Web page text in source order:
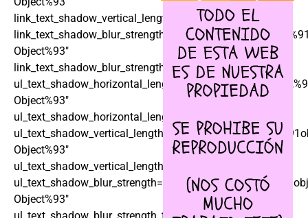
link_text_shadow_vertical_length_tablet=»0px»
Object%93″
link_text_shadow_blur_strength_tablet=»1px»
Object%93″
ul_text_shadow_horizontal_length_tablet=»0px»
Object%93″
ul_text_shadow_vertical_length_tablet=»0px»
Object%93″
ul_text_shadow_blur_strength_tablet=»1px»